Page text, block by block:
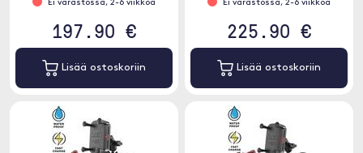
Ei varastossa, 2-6 viikkoa
197.90 €
Lisää ostoskoriin
Ei varastossa, 2-6 viikkoa
225.90 €
Lisää ostoskoriin